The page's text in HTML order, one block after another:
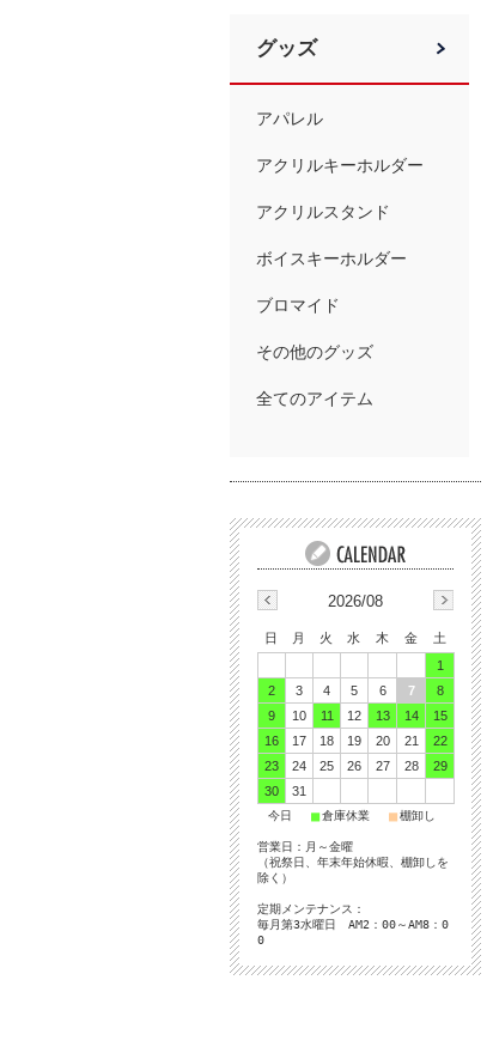
グッズ
アパレル
アクリルキーホルダー
アクリルスタンド
ボイスキーホルダー
ブロマイド
その他のグッズ
全てのアイテム
2026/08
日 月 火 水 木 金
土
1
2
3 4 5 6 7
8
9
10 11 12 13 14
15
16
17 18 19 20 21
22
23
24 25 26 27 28
29
30
31
今日 ■倉庫休業 ■棚卸し
営業日：月～金曜
（祝祭日、年末年始休暇、棚卸しを
除く）
定期メンテナンス：
毎月第3水曜日 AM2：00～AM8：0
0